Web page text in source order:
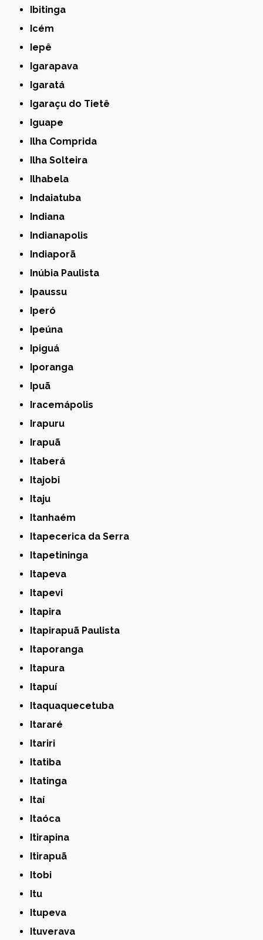
Ibitinga
Icém
Iepê
Igarapava
Igaratá
Igaraçu do Tietê
Iguape
Ilha Comprida
Ilha Solteira
Ilhabela
Indaiatuba
Indiana
Indianapolis
Indiaporã
Inúbia Paulista
Ipaussu
Iperó
Ipeúna
Ipiguá
Iporanga
Ipuã
Iracemápolis
Irapuru
Irapuã
Itaberá
Itajobi
Itaju
Itanhaém
Itapecerica da Serra
Itapetininga
Itapeva
Itapevi
Itapira
Itapirapuã Paulista
Itaporanga
Itapura
Itapuí
Itaquaquecetuba
Itararé
Itariri
Itatiba
Itatinga
Itaí
Itaóca
Itirapina
Itirapuã
Itobi
Itu
Itupeva
Ituverava